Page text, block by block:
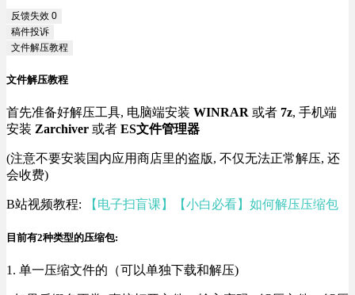
反馈失效 0
稿件投诉
文件解压教程
文件解压教程
首先准备好解压工具, 电脑端安装 WINRAR 或者 7z, 手机端
安装 Zarchiver 或者 ES文件管理器
(注意不要安装国内应用商店里的盗版, 不仅无法正常解压, 还
会收费)
B站视频教程: 【电子扫盲课】【小白必看】如何解压压缩包
目前有2种类型的压缩包:
1. 单一压缩文件的（可以单独下载和解压)